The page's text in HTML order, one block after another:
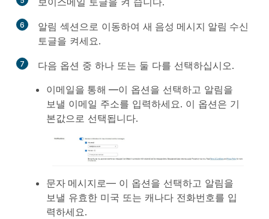
6 알림 섹션으로 이동하여 새 음성 메시지 알림 수신
토글을 켜세요.
7
다음 옵션 중 하나 또는 둘 다를 선택하십시오.
이메일을 통해 —이 옵션을 선택하고 알림을
보낼 이메일 주소를 입력하세요. 이 옵션은 기
본값으로 선택됩니다.
문자 메시지로— 이 옵션을 선택하고 알림을
보낼 유효한 미국 또는 캐나다 전화번호를 입
력하세요.